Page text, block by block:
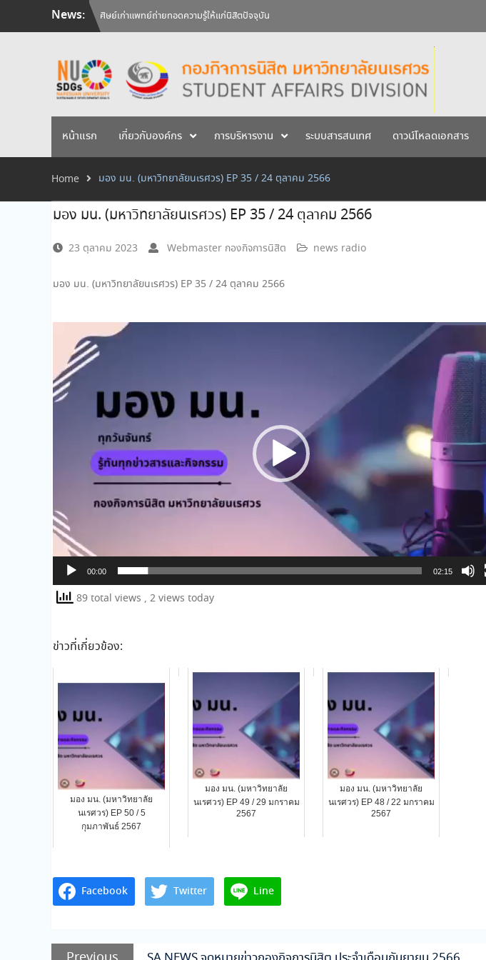
News:
ศิษย์เก่าแพทย์ถ่ายทอดความรู้ให้แก่นิสิตปัจจุบัน
วันคล้ายวันสถาปนามหาวิทยาลัยนเรศวร ครบรอบ 36 ปี 29 กรกฎาคม 2569
หน้าแรก เกี่ยวกับองค์กร การบริหารงาน ระบบสารสนเทศ ดาวน์โหลดเอกสาร
Home มอง มน. (มหาวิทยาลัยนเรศวร) EP 35 / 24 ตุลาคม 2566
มอง มน. (มหาวิทยาลัยนเรศวร) EP 35 / 24 ตุลาคม 2566
23 ตุลาคม 2023 Webmaster กองกิจการนิสิต news radio
มอง มน. (มหาวิทยาลัยนเรศวร) EP 35 / 24 ตุลาคม 2566
ไฟล์
วิดีโอ
00:00 02:15
89 total views , 2 views today
ข่าวที่เกี่ยวข้อง:
มอง มน. (มหาวิทยาลัย
นเรศวร) EP 50 / 5
กุมภาพันธ์ 2567
มอง มน. (มหาวิทยาลัย
นเรศวร) EP 49 / 29 มกราคม
2567
มอง มน. (มหาวิทยาลัย
นเรศวร) EP 48 / 22 มกราคม
2567
Facebook Twitter Line
แนะแนว
Previous